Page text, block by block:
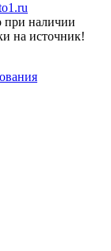
при наличии
на источник!